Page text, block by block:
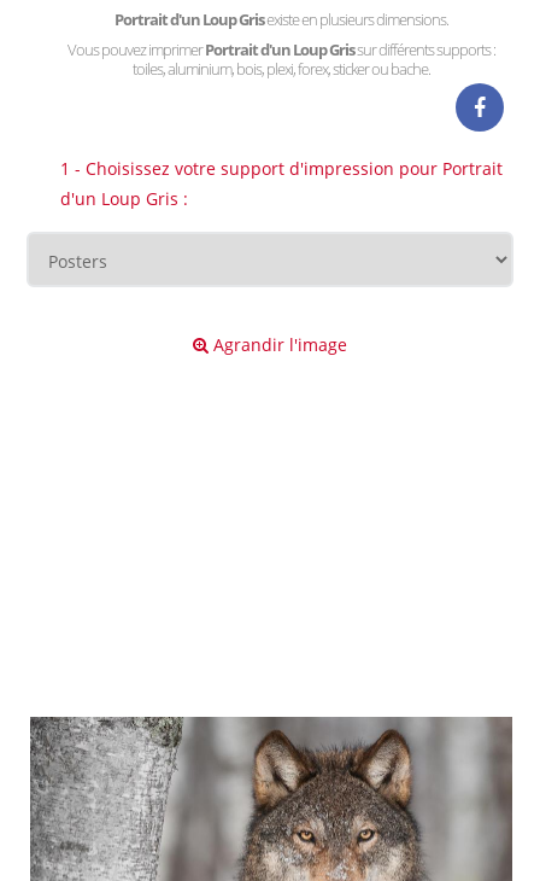
Portrait d'un Loup Grisexiste en plusieurs dimensions.
Vous pouvez imprimerPortrait d'un Loup Grissur différents supports :
toiles, aluminium, bois, plexi, forex, sticker ou bache.
1 - Choisissez votre support d'impression pour Portrait
d'un Loup Gris :
Agrandir l'image